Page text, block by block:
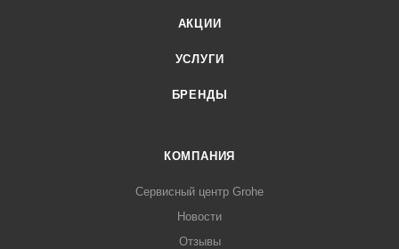
АКЦИИ
УСЛУГИ
БРЕНДЫ
КОМПАНИЯ
Сервисный центр Grohe
Новости
Отзывы